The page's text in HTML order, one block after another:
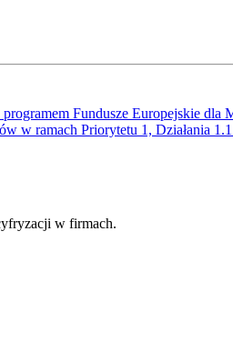
Fundusze Europejskie
w ramach Priorytetu 1,
w firmach.